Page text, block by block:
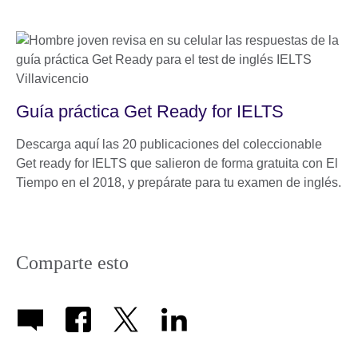
Guía práctica Get Ready for IELTS
Descarga aquí las 20 publicaciones del coleccionable
Get ready for IELTS que salieron de forma gratuita con El
Tiempo en el 2018, y prepárate para tu examen de inglés.
Comparte esto